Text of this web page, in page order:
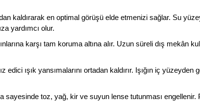
kaldırarak en optimal görüşü elde etmenizi sağlar. Su
yardımcı olur.
karşı tam koruma altına alır. Uzun süreli dış mekân
ışık yansımalarını ortadan kaldırır. Işığın iç
sayesinde toz, yağ, kir ve suyun lense tutunması